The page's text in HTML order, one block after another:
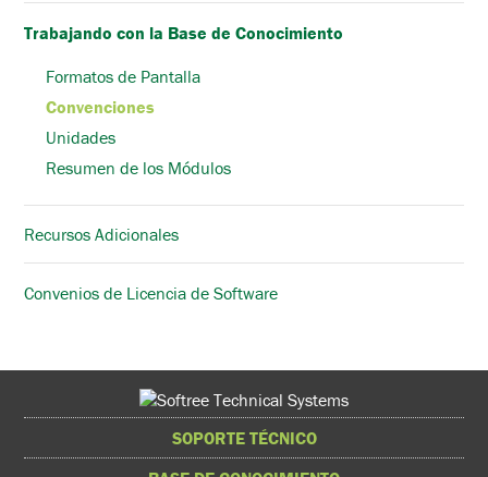
Trabajando con la Base de Conocimiento
Formatos de Pantalla
Convenciones
Unidades
Resumen de los Módulos
Recursos Adicionales
Convenios de Licencia de Software
SOPORTE TÉCNICO